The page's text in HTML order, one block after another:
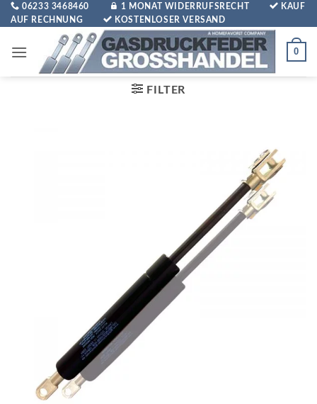
Zum
Inhalt
06233 3468460 1 MONAT WIDERRUFSRECHT
KAUF
AUF RECHNUNG
KOSTENLOSER VERSAND
0
FILTER